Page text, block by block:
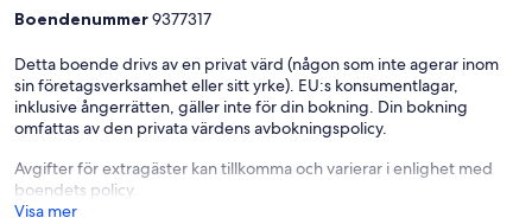
Boendenummer9377317
Detta boende drivs av en privat värd (någon som inte agerar inom
sin företagsverksamhet eller sitt yrke). EU:s konsumentlagar,
inklusive ångerrätten, gäller inte för din bokning. Din bokning
omfattas av den privata värdens avbokningspolicy.
Avgifter för extragäster kan tillkomma och varierar i enlighet med
boendets policy.
Visa mer